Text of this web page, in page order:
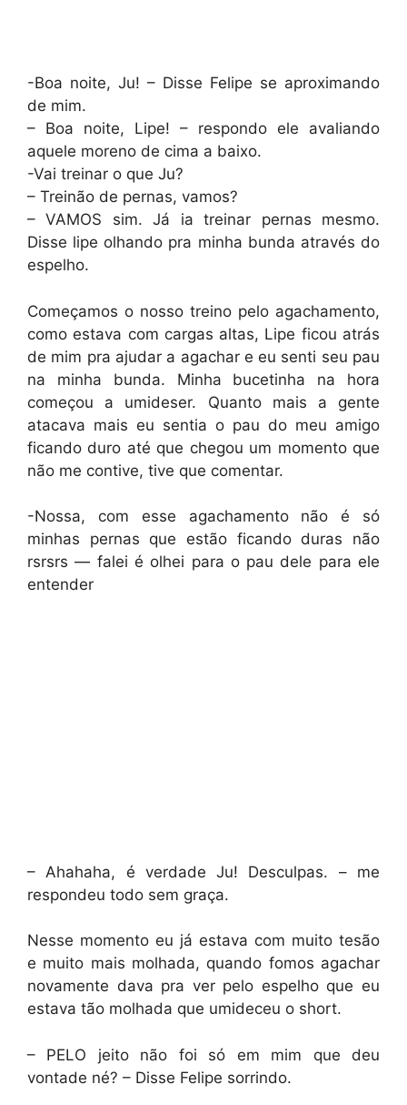
-Boa noite, Ju! – Disse Felipe se aproximando
de mim.
– Boa noite, Lipe! – respondo ele avaliando
aquele moreno de cima a baixo.
-Vai treinar o que Ju?
– Treinão de pernas, vamos?
– VAMOS sim. Já ia treinar pernas mesmo.
Disse lipe olhando pra minha bunda através do
espelho.
Começamos o nosso treino pelo agachamento,
como estava com cargas altas, Lipe ficou atrás
de mim pra ajudar a agachar e eu senti seu pau
na minha bunda. Minha bucetinha na hora
começou a umideser. Quanto mais a gente
atacava mais eu sentia o pau do meu amigo
ficando duro até que chegou um momento que
não me contive, tive que comentar.
-Nossa, com esse agachamento não é só
minhas pernas que estão ficando duras não
rsrsrs — falei é olhei para o pau dele para ele
entender
– Ahahaha, é verdade Ju! Desculpas. – me
respondeu todo sem graça.
Nesse momento eu já estava com muito tesão
e muito mais molhada, quando fomos agachar
novamente dava pra ver pelo espelho que eu
estava tão molhada que umideceu o short.
– PELO jeito não foi só em mim que deu
vontade né? – Disse Felipe sorrindo.